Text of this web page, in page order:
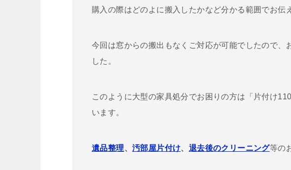
購入の際はどのよに搬入したかなど分かる範囲でお伝
今回は窓からの搬出もなくご対応が可能でしたので、
した。
このように大型の家具処分でお困りの方は「片付け
います。
遺品整理、汚部屋片付け、 退去後のクリーニング等の